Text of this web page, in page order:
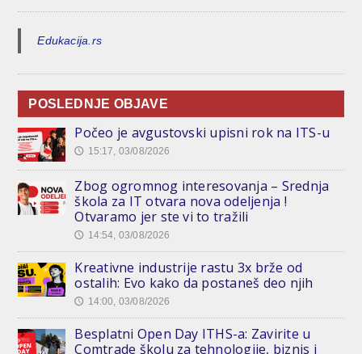
Edukacija.rs
POSLEDNJE OBJAVE
Počeo je avgustovski upisni rok na ITS-u
🕔 15:17, 03/08/2026
Zbog ogromnog interesovanja – Srednja
škola za IT otvara nova odeljenja !
Otvaramo jer ste vi to tražili
🕔 14:54, 03/08/2026
Kreativne industrije rastu 3x brže od
ostalih: Evo kako da postaneš deo njih
🕔 14:00, 03/08/2026
Besplatni Open Day ITHS-a: Zavirite u
Comtrade školu za tehnologije, biznis i